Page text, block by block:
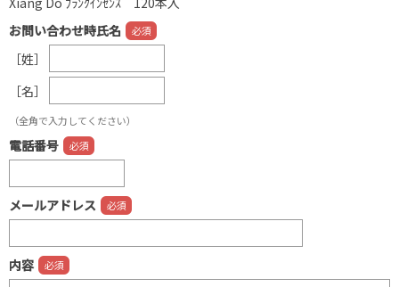
お問い合わせ時氏名
［姓］
［名］
（全角で入力してください）
電話番号
メールアドレス
内容